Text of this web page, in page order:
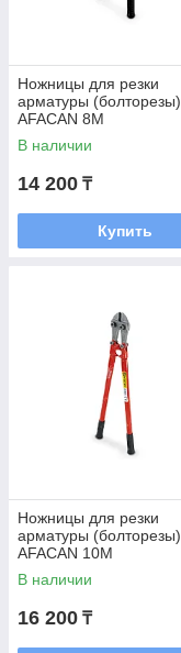
Ножницы для резки
арматуры (болторезы)
AFACAN 8М
В наличии
14 200 ₸
Купить
Ножницы для резки
арматуры (болторезы)
AFACAN 10М
В наличии
16 200 ₸